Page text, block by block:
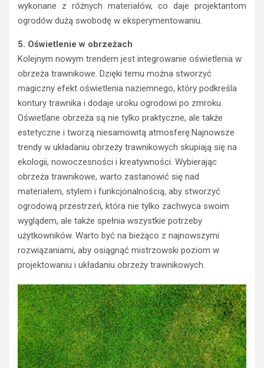
wykonane z różnych materiałów, co daje projektantom
ogrodów dużą swobodę w eksperymentowaniu.
5. Oświetlenie w obrzeżach
Kolejnym nowym trendem jest integrowanie oświetlenia w
obrzeża trawnikowe. Dzięki temu można stworzyć
magiczny efekt oświetlenia naziemnego, który podkreśla
kontury trawnika i dodaje uroku ogrodowi po zmroku.
Oświetlane obrzeża są nie tylko praktyczne, ale także
estetyczne i tworzą niesamowitą atmosferę.Najnowsze
trendy w układaniu obrzeży trawnikowych skupiają się na
ekologii, nowoczesności i kreatywności. Wybierając
obrzeża trawnikowe, warto zastanowić się nad
materiałem, stylem i funkcjonalnością, aby stworzyć
ogrodową przestrzeń, która nie tylko zachwyca swoim
wyglądem, ale także spełnia wszystkie potrzeby
użytkowników. Warto być na bieżąco z najnowszymi
rozwiązaniami, aby osiągnąć mistrzowski poziom w
projektowaniu i układaniu obrzeży trawnikowych.